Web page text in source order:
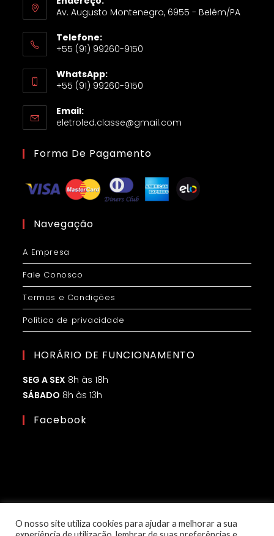
Av. Augusto Montenegro, 6955 - Belém/PA
Telefone:
+55 (91) 99260-9150
WhatsApp:
+55 (91) 99260-9150
Email:
eletroled.classe@gmail.com
Forma De Pagamento
Navegação
A Empresa
Fale Conosco
Termos e Condições
Política de privacidade
HORÁRIO DE FUNCIONAMENTO
SEG A SEX 8h às 18h
SÁBADO 8h às 13h
Facebook
O nosso site utiliza cookies para ajudar a melhorar a sua